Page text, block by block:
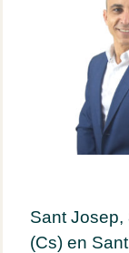
Sant Josep,
(Cs) en